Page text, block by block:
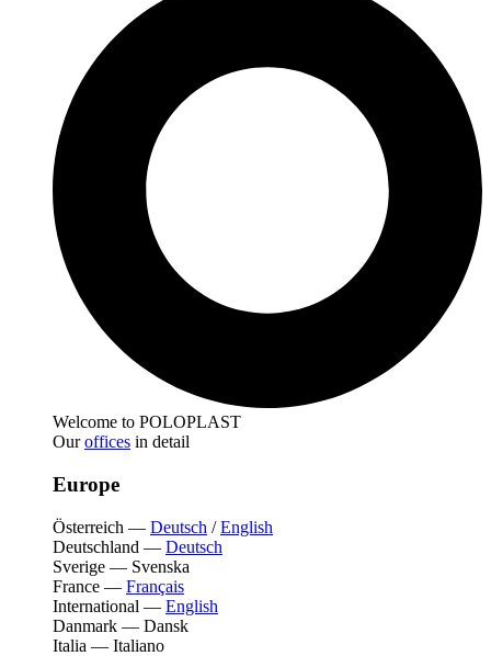
Welcome to POLOPLAST
Ouroffices in detail
Europe
Österreich — Deutsch /English
Deutschland — Deutsch
Sverige — Svenska
France — Français
International — English
Danmark — Dansk
Italia — Italiano